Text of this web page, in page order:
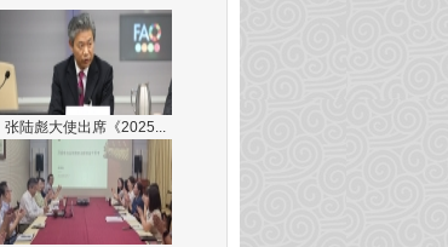
张陆彪大使出席《2025...